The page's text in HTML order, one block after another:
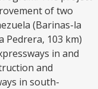
of two
(Barinas-la
Pedrera, 103 km)
in and
and
in south-